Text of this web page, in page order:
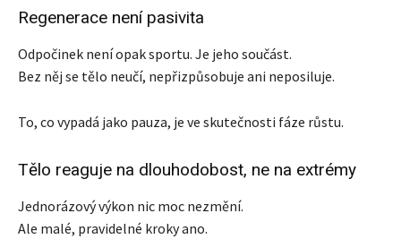
Regenerace není pasivita
Odpočinek není opak sportu. Je jeho součást.
Bez něj se tělo neučí, nepřizpůsobuje ani neposiluje.
To, co vypadá jako pauza, je ve skutečnosti fáze růstu.
Tělo reaguje na dlouhodobost, ne na extrémy
Jednorázový výkon nic moc nezmění.
Ale malé, pravidelné kroky ano.